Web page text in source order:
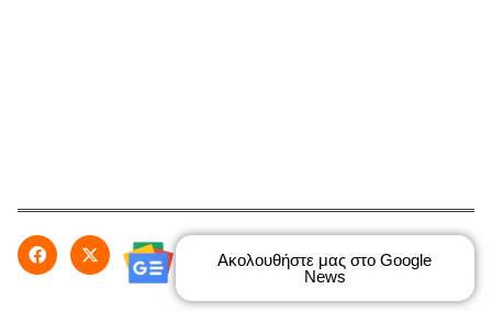
Ακολουθήστε μας στο Google
News